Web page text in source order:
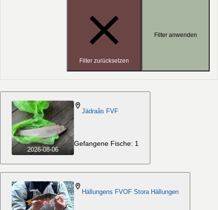
Filter zurücksetzen
Filter anwenden
2026-08-06
Jädraås FVF
Gefangene Fische: 1
Hällungens FVOF Stora Hällungen